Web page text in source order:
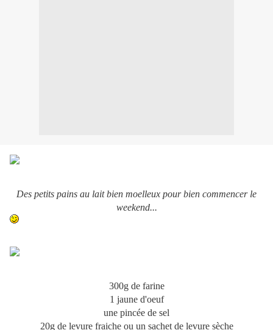
Des petits pains au lait bien moelleux pour bien commencer le
weekend...
300g de farine
1 jaune d'oeuf
une pincée de sel
20g de levure fraiche ou un sachet de levure sèche